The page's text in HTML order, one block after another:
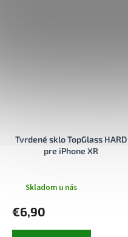
Tvrdené sklo TopGlass HARD
pre iPhone XR
Skladom u nás
€6,90